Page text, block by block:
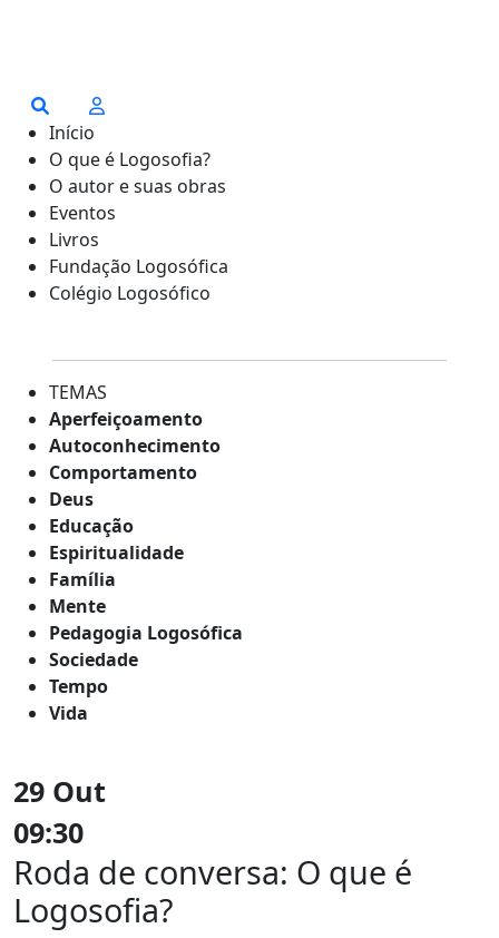
Início
O que é Logosofia?
O autor e suas obras
Eventos
Livros
Fundação Logosófica
Colégio Logosófico
TEMAS
Aperfeiçoamento
Autoconhecimento
Comportamento
Deus
Educação
Espiritualidade
Família
Mente
Pedagogia Logosófica
Sociedade
Tempo
Vida
29 Out
09:30
Roda de conversa: O que é
Logosofia?